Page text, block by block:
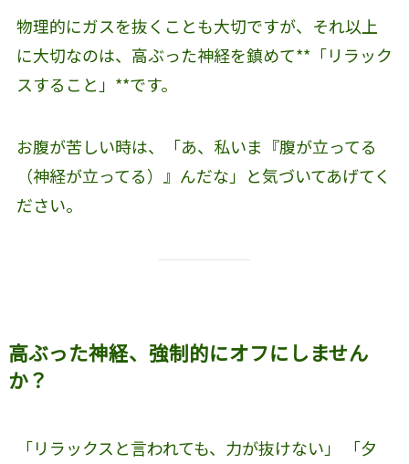
物理的にガスを抜くことも大切ですが、それ以上
に大切なのは、高ぶった神経を鎮めて**「リラック
スすること」**です。
お腹が苦しい時は、「あ、私いま『腹が立ってる
（神経が立ってる）』んだな」と気づいてあげてく
ださい。
高ぶった神経、強制的にオフにしません
か？
「リラックスと言われても、力が抜けない」 「夕